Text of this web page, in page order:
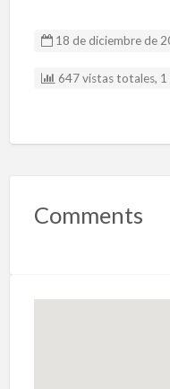
18 de diciembre de
647 vistas totales, 1
Comments